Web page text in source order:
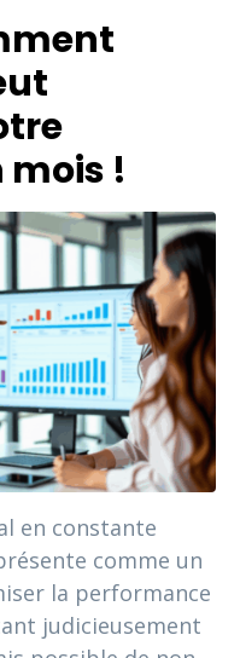
mois !
en constante
comme un
la performance
judicieusement